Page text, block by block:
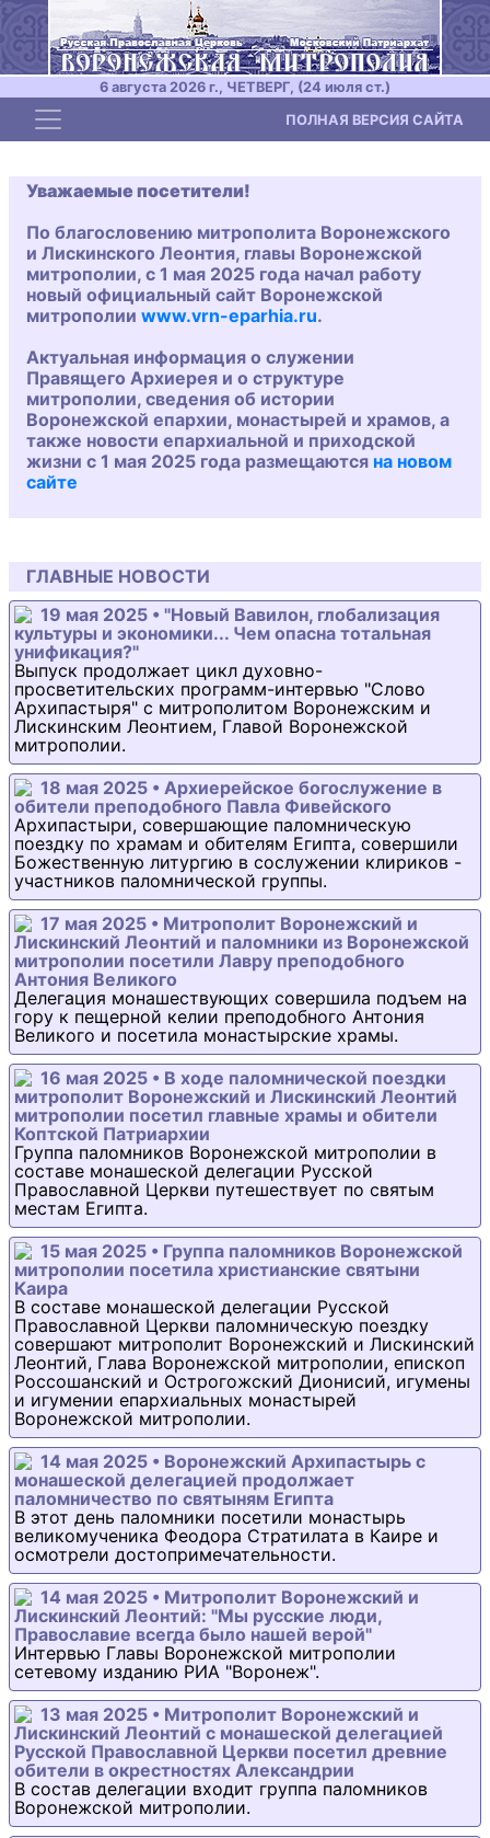
6 августа 2026 г., ЧЕТВЕРГ, (24 июля ст.)
Toggle navigation ПОЛНАЯ ВЕРСИЯ САЙТА
Уважаемые посетители!
По благословению митрополита Воронежского
и Лискинского Леонтия, главы Воронежской
митрополии, с 1 мая 2025 года начал работу
новый официальный сайт Воронежской
митрополии www.vrn-eparhia.ru.
Актуальная информация о служении
Правящего Архиерея и о структуре
митрополии, сведения об истории
Воронежской епархии, монастырей и храмов, а
также новости епархиальной и приходской
жизни с 1 мая 2025 года размещаются на новом
сайте
ГЛАВНЫЕ НОВОСТИ
19 мая 2025 • "Новый Вавилон, глобализация
культуры и экономики... Чем опасна тотальная
унификация?"
Выпуск продолжает цикл духовно-
просветительских программ-интервью "Слово
Архипастыря" с митрополитом Воронежским и
Лискинским Леонтием, Главой Воронежской
митрополии.
18 мая 2025 • Архиерейское богослужение в
обители преподобного Павла Фивейского
Архипастыри, совершающие паломническую
поездку по храмам и обителям Египта, совершили
Божественную литургию в сослужении клириков -
участников паломнической группы.
17 мая 2025 • Митрополит Воронежский и
Лискинский Леонтий и паломники из Воронежской
митрополии посетили Лавру преподобного
Антония Великого
Делегация монашествующих совершила подъем на
гору к пещерной келии преподобного Антония
Великого и посетила монастырские храмы.
16 мая 2025 • В ходе паломнической поездки
митрополит Воронежский и Лискинский Леонтий
митрополии посетил главные храмы и обители
Коптской Патриархии
Группа паломников Воронежской митрополии в
составе монашеской делегации Русской
Православной Церкви путешествует по святым
местам Египта.
15 мая 2025 • Группа паломников Воронежской
митрополии посетила христианские святыни
Каира
В составе монашеской делегации Русской
Православной Церкви паломническую поездку
совершают митрополит Воронежский и Лискинский
Леонтий, Глава Воронежской митрополии, епископ
Россошанский и Острогожский Дионисий, игумены
и игумении епархиальных монастырей
Воронежской митрополии.
14 мая 2025 • Воронежский Архипастырь с
монашеской делегацией продолжает
паломничество по святыням Египта
В этот день паломники посетили монастырь
великомученика Феодора Стратилата в Каире и
осмотрели достопримечательности.
14 мая 2025 • Митрополит Воронежский и
Лискинский Леонтий: "Мы русские люди,
Православие всегда было нашей верой"
Интервью Главы Воронежской митрополии
сетевому изданию РИА "Воронеж".
13 мая 2025 • Митрополит Воронежский и
Лискинский Леонтий с монашеской делегацией
Русской Православной Церкви посетил древние
обители в окрестностях Александрии
В состав делегации входит группа паломников
Воронежской митрополии.